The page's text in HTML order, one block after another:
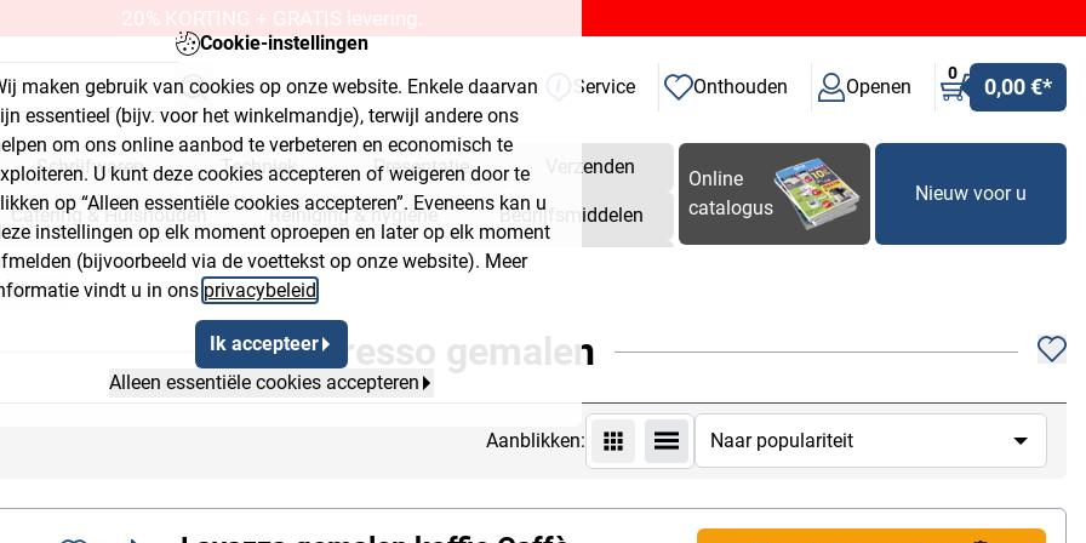
Cookie-instellingen
maken gebruik van cookies op onze website. Enkele daarvan
essentieel (bijv. voor het winkelmandje), terwijl andere ons
om ons online aanbod te verbeteren en economisch te
U kunt deze cookies accepteren of weigeren door te
op “Alleen essentiële cookies accepteren”. Eveneens kan u
instellingen op elk moment oproepen en later op elk moment
(bijvoorbeeld via de voettekst op onze website). Meer
vindt u in ons privacybeleid
Ik accepteer
Alleen essentiële cookies accepteren
20% KORTING + GRATIS levering.
Service Onthouden Openen
0
0,00 €*
Schrijfwaren Techniek Presentatie Verzenden
Catering & Huishouden Reiniging & hygiëne Bedrijfsmiddelen
& bouwmarkt
Online
catalogus
Nieuw voor u
2
Breadcrumb Flyout Button 3
Espresso gemalen
Aanblikken: